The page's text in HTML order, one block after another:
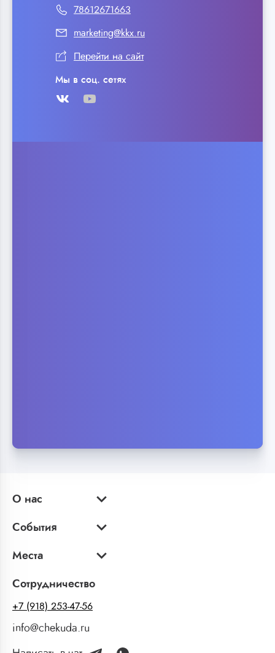
78612671663
marketing@kkx.ru
Перейти на сайт
Мы в соц. сетях
О нас
События
Места
Сотрудничество
+7 (918) 253-47-56
info@chekuda.ru